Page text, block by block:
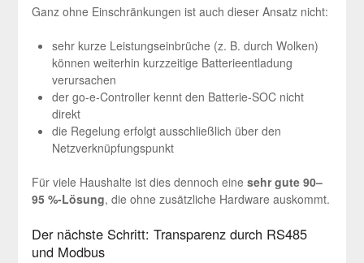
Ganz ohne Einschränkungen ist auch dieser Ansatz nicht:
sehr kurze Leistungseinbrüche (z. B. durch Wolken)
können weiterhin kurzzeitige Batterieentladung
verursachen
der go-e-Controller kennt den Batterie-SOC nicht
direkt
die Regelung erfolgt ausschließlich über den
Netzverknüpfungspunkt
Für viele Haushalte ist dies dennoch eine sehr gute 90–
95 %-Lösung, die ohne zusätzliche Hardware auskommt.
Der nächste Schritt: Transparenz durch RS485
und Modbus